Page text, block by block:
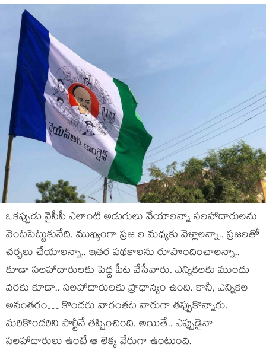
ఒక‌ప్పుడు వైసీపీ ఎలాంటి అడుగులు వేయాల‌న్నా స‌ల‌హాదారుల‌ను
వెంట‌పెట్టుకునేది. ముఖ్యంగా ప్ర‌జ ల మ‌ధ్య‌కు వెళ్లాల‌న్నా.. ప్ర‌జ‌ల‌తో
చ‌ర్చ‌లు చేయాల‌న్నా.. ఇత‌ర ప‌థ‌కాల‌ను రూపొందించాల‌న్నా..
కూడా స‌ల‌హాదారుల‌కు పెద్ద పీట వేసేవారు. ఎన్నిక‌ల‌కు ముందు
వ‌ర‌కు కూడా.. స‌ల‌హాదారుల‌కు ప్రాధాన్యం ఉంది. కానీ, ఎన్నిక‌ల
అనంత‌రం… కొంద‌రు వారంత‌ట వారుగా త‌ప్పుకొన్నారు.
మ‌రికొంద‌రిని పార్టీనే త‌ప్పించింది. అయితే.. ఎప్పుడైనా
స‌ల‌హాదారులు ఉంటే ఆ లెక్క వేరుగా ఉంటుంది.